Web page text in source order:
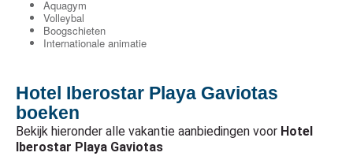
Aquagym
Volleybal
Boogschieten
Internationale animatie
Hotel Iberostar Playa Gaviotas
boeken
Bekijk hieronder alle vakantie aanbiedingen voor Hotel
Iberostar Playa Gaviotas